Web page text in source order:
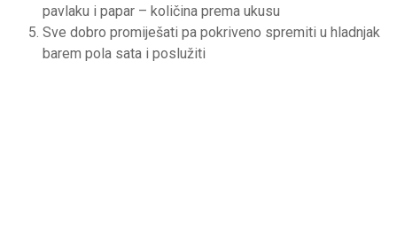
pavlaku i papar – količina prema ukusu
Sve dobro promiješati pa pokriveno spremiti u hladnjak
barem pola sata i poslužiti